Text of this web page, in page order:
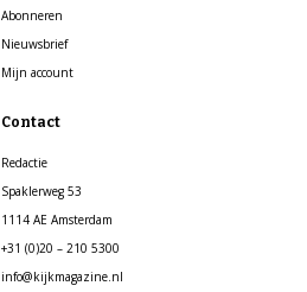
Abonneren
Nieuwsbrief
Mijn account
Contact
Redactie
Spaklerweg 53
1114 AE Amsterdam
+31 (0)20 – 210 5300
info@kijkmagazine.nl